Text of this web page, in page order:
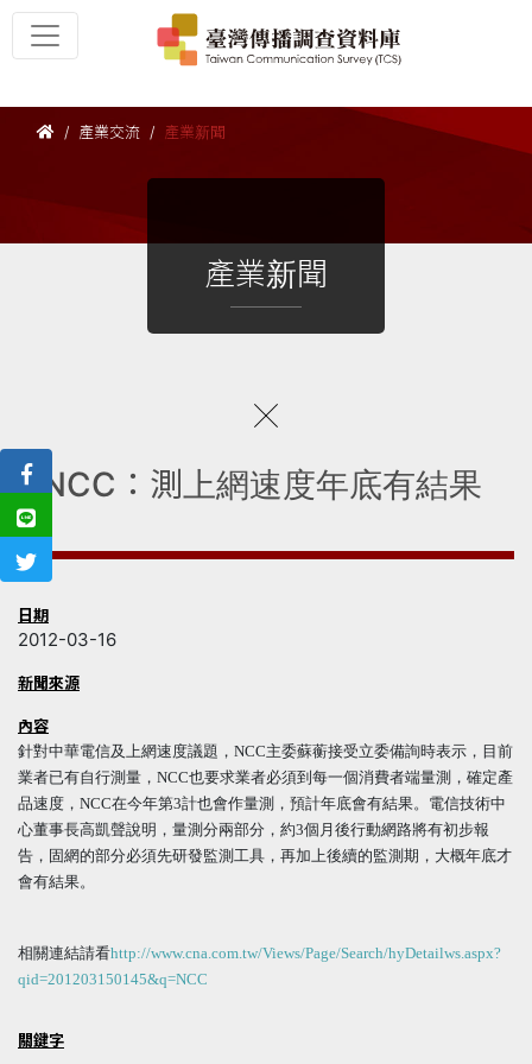
產業交流 產業新聞
產業新聞
NCC：測上網速度年底有結果
日期
2012-03-16
新聞來源
內容
針對中華電信及上網速度議題，NCC主委蘇蘅接受立委備詢時表示，目前
業者已有自行測量，NCC也要求業者必須到每一個消費者端量測，確定產
品速度，NCC在今年第3計也會作量測，預計年底會有結果。電信技術中
心董事長高凱聲說明，量測分兩部分，約3個月後行動網路將有初步報
告，固網的部分必須先研發監測工具，再加上後續的監測期，大概年底才
會有結果。
相關連結請看http://www.cna.com.tw/Views/Page/Search/hyDetailws.aspx?
qid=201203150145&q=NCC
關鍵字